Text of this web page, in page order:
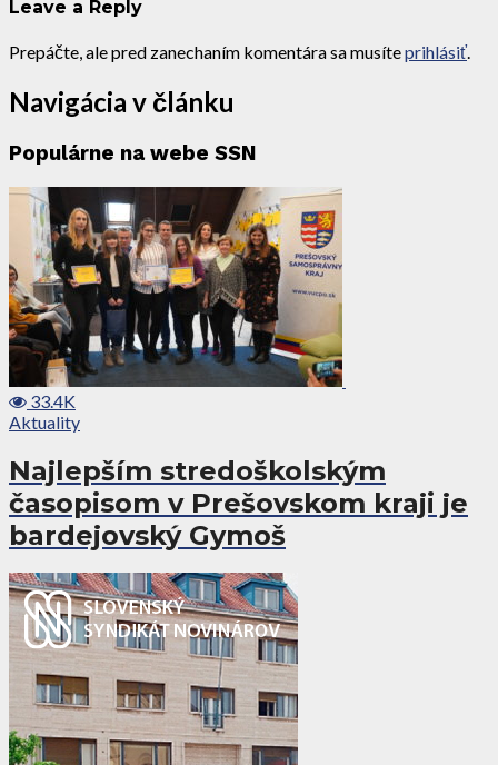
Leave a Reply
Prepáčte, ale pred zanechaním komentára sa musíteprihlásiť.
Navigácia v článku
Populárne na webe SSN
33.4K
Aktuality
Najlepším stredoškolským
časopisom v Prešovskom kraji je
bardejovský Gymoš